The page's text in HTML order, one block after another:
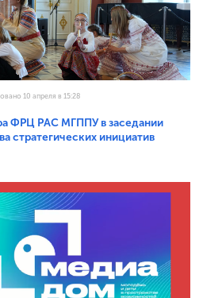
10 апреля в 15:28
ФРЦ РАС МГППУ в заседании
стратегических инициатив